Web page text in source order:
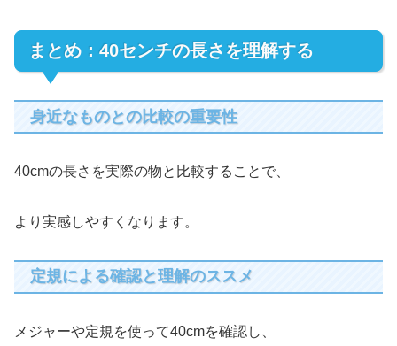
まとめ：40センチの長さを理解する
身近なものとの比較の重要性
40cmの長さを実際の物と比較することで、
より実感しやすくなります。
定規による確認と理解のススメ
メジャーや定規を使って40cmを確認し、